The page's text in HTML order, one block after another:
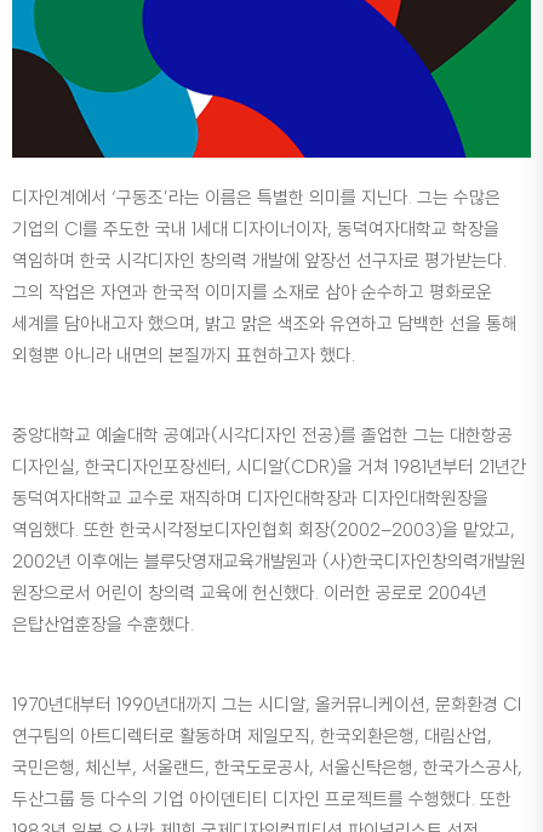
디자인계에서 ‘구동조’라는 이름은 특별한 의미를 지닌다. 그는 수많은
기업의 CI를 주도한 국내 1세대 디자이너이자, 동덕여자대학교 학장을
역임하며 한국 시각디자인 창의력 개발에 앞장선 선구자로 평가받는다.
그의 작업은 자연과 한국적 이미지를 소재로 삼아 순수하고 평화로운
세계를 담아내고자 했으며, 밝고 맑은 색조와 유연하고 담백한 선을 통해
외형뿐 아니라 내면의 본질까지 표현하고자 했다.
중앙대학교 예술대학 공예과(시각디자인 전공)를 졸업한 그는 대한항공
디자인실, 한국디자인포장센터, 시디알(CDR)을 거쳐 1981년부터 21년간
동덕여자대학교 교수로 재직하며 디자인대학장과 디자인대학원장을
역임했다. 또한 한국시각정보디자인협회 회장(2002–2003)을 맡았고,
2002년 이후에는 블루닷영재교육개발원과 (사)한국디자인창의력개발원
원장으로서 어린이 창의력 교육에 헌신했다. 이러한 공로로 2004년
은탑산업훈장을 수훈했다.
1970년대부터 1990년대까지 그는 시디알, 올커뮤니케이션, 문화환경 CI
연구팀의 아트디렉터로 활동하며 제일모직, 한국외환은행, 대림산업,
국민은행, 체신부, 서울랜드, 한국도로공사, 서울신탁은행, 한국가스공사,
두산그룹 등 다수의 기업 아이덴티티 디자인 프로젝트를 수행했다. 또한